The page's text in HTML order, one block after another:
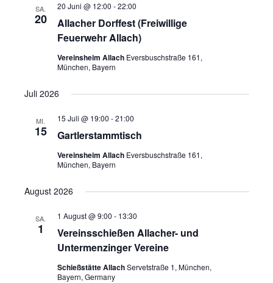
SA.
20
Allacher Dorffest (Freiwillige
Feuerwehr Allach)
20 Juni @ 12:00 -22:00
Vereinsheim Allach Eversbuschstraße 161,
München, Bayern
Juli 2026
MI.
15 Gartlerstammtisch
15 Juli @ 19:00 -21:00
Vereinsheim Allach Eversbuschstraße 161,
München, Bayern
August 2026
SA.
1
Vereinsschießen Allacher- und
Untermenzinger Vereine
1 August @ 9:00 - 13:30
Schießstätte AllachServetstraße 1, München,
Bayern, Germany